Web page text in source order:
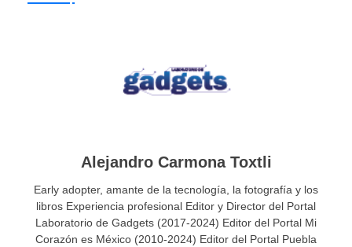
Alejandro Carmona Toxtli
Early adopter, amante de la tecnología, la fotografía y los
libros Experiencia profesional Editor y Director del Portal
Laboratorio de Gadgets (2017-2024) Editor del Portal Mi
Corazón es México (2010-2024) Editor del Portal Puebla